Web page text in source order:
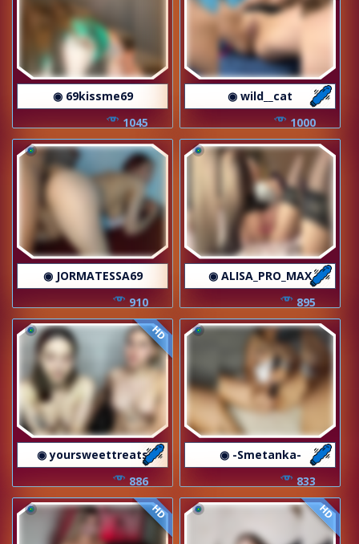
◉ 69kissme69
1045
◉ wild__cat
1000
◉ JORMATESSA69
910
◉ ALISA_PRO_MAX
895
HD
◉ yoursweettreats
886
◉ -Smetanka-
833
HD HD